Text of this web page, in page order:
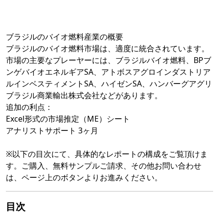
ブラジルのバイオ燃料産業の概要
ブラジルのバイオ燃料市場は、適度に統合されています。
市場の主要なプレーヤーには、ブラジルバイオ燃料、BPブ
ンゲバイオエネルギアSA、アトボスアグロインダストリア
ルインベスティメントSA、ハイゼンSA、ハンバーグアグリ
ブラジル商業輸出株式会社などがあります。
追加の利点：
Excel形式の市場推定（ME）シート
アナリストサポート 3ヶ月
※以下の目次にて、具体的なレポートの構成をご覧頂けま
す。ご購入、無料サンプルご請求、その他お問い合わせ
は、ページ上のボタンよりお進みください。
目次